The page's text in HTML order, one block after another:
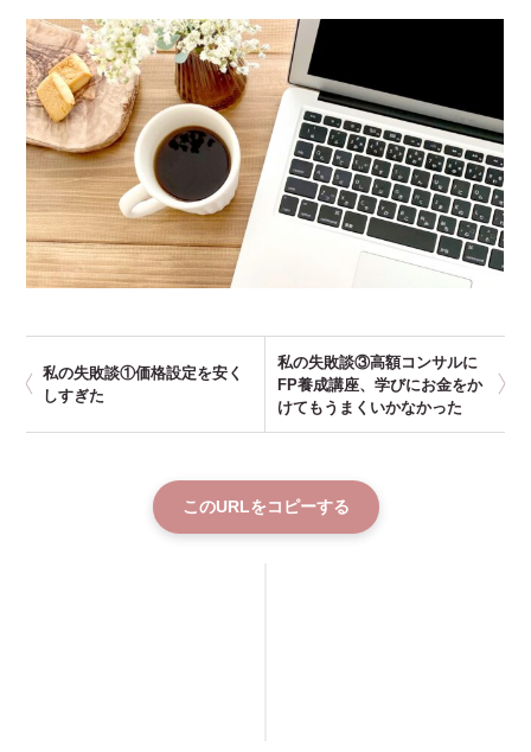
私の失敗談①価格設定を安く
しすぎた
私の失敗談③高額コンサルに
FP養成講座、学びにお金をか
けてもうまくいかなかった
このURLをコピーする